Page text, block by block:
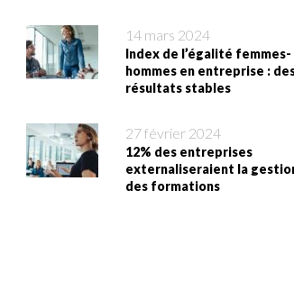
14 mars 2024
Index de l’égalité femmes-
hommes en entreprise :
résultats stables
27 février 2024
12% des entreprises
externaliseraient la
des formations